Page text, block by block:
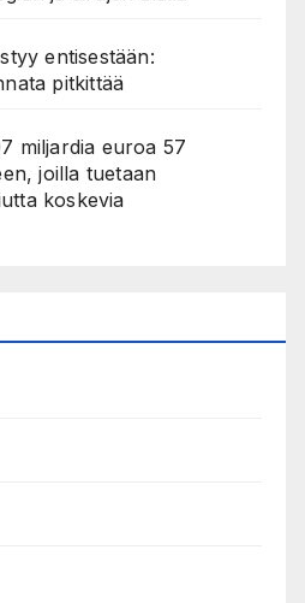
entisestään:
pitkittää
miljardia euroa 57
joilla tuetaan
koskevia